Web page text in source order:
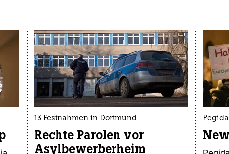
13 Festnahmen in Dortmund
Rechte Parolen vor
Asylbewerberheim